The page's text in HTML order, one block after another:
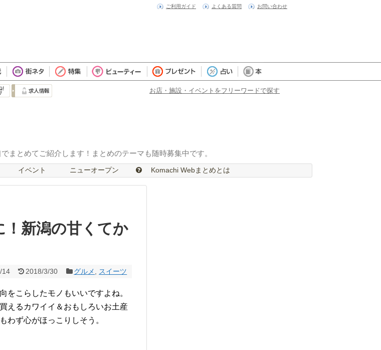
ご利用ガイド よくある質問 お問い合わせ
お店・施設・イベントをフリーワードで探す
まとめてご紹介します！まとめのテーマも随時募集中です。
イベント ニューオープン Komachi Webまとめとは
新潟の甘くてか
14 2018/3/30 グルメ スイーツ
をこらしたモノもいいですよね。
えるカワイイ＆おもしろいお土産
わず心がほっこりしそう。